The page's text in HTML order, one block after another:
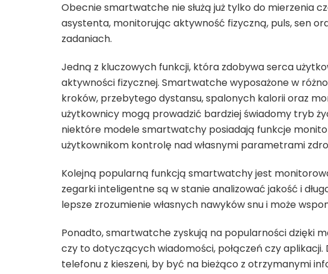
Obecnie smartwatche nie służą już tylko do mierzenia
asystenta, monitorując aktywność fizyczną, puls, sen
zadaniach.
Jedną z kluczowych funkcji, która zdobywa serca
aktywności fizycznej. Smartwatche wyposażone w
kroków, przebytego dystansu, spalonych kalorii oraz
użytkownicy mogą prowadzić bardziej świadomy tryb
niektóre modele smartwatchy posiadają funkcje
użytkownikom kontrolę nad własnymi parametrami
Kolejną popularną funkcją smartwatchy jest
zegarki inteligentne są w stanie analizować jakość i
lepsze zrozumienie własnych nawyków snu i może
Ponadto, smartwatche zyskują na popularności dzięki
czy to dotyczących wiadomości, połączeń czy
telefonu z kieszeni, by być na bieżąco z otrzymanymi